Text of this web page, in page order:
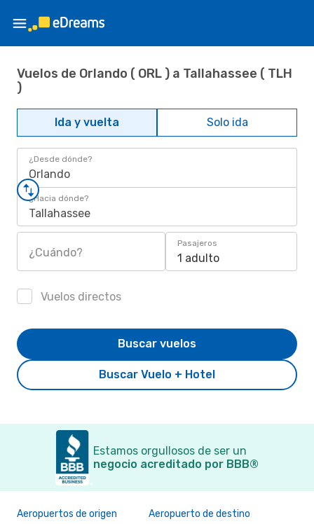
Vuelos de Orlando ( ORL ) a Tallahassee ( TLH
)
Ida y vuelta Solo ida
¿Desde dónde?
Orlando
¿Hacia dónde?
Tallahassee
¿Cuándo?
Pasajeros
1 adulto
Vuelos directos
Buscar Vuelo + Hotel
Buscar vuelos
Estamos orgullosos de ser un
negocio acreditado por BBB®
Aeropuertos de origen Aeropuerto de destino